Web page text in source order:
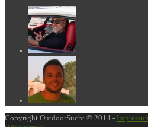
Copyright OutdoorSucht © 2014 -